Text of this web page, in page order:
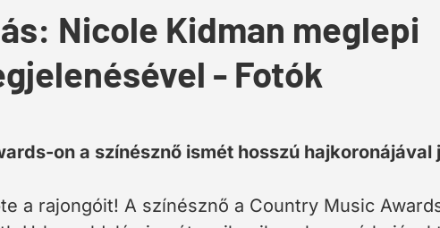
Nicole Kidman meglepi
- Fotók
on a színésznő ismét hosszú hajkoronájával
a rajongóit! A színésznő a Country Music